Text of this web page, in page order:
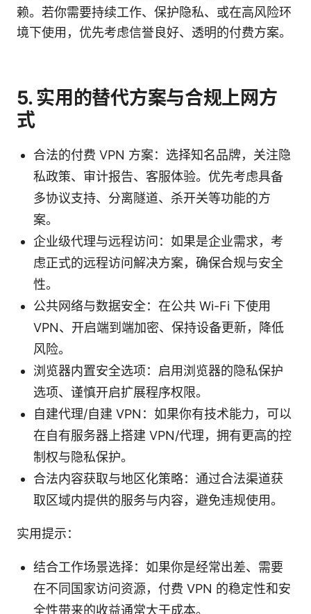
赖。若你需要持续工作、保护隐私、或在高风险环
境下使用，优先考虑信誉良好、透明的付费方案。
5. 实用的替代方案与合规上网方
式
合法的付费 VPN 方案：选择知名品牌，关注隐
私政策、审计报告、客服体验。优先考虑具备
多协议支持、分离隧道、杀开关等功能的方
案。
企业级代理与远程访问：如果是企业需求，考
虑正式的远程访问解决方案，确保合规与安全
性。
公共网络与数据安全：在公共 Wi-Fi 下使用
VPN、开启端到端加密、保持设备更新，降低
风险。
浏览器内置安全选项：启用浏览器的隐私保护
选项、谨慎开启扩展程序权限。
自建代理/自建 VPN：如果你有技术能力，可以
在自有服务器上搭建 VPN/代理，拥有更高的控
制权与隐私保护。
合法内容获取与地区化策略：通过合法渠道获
取区域内提供的服务与内容，避免违规使用。
实用提示：
结合工作场景选择：如果你是经常出差、需要
在不同国家访问资源，付费 VPN 的稳定性和安
全性带来的收益通常大于成本。